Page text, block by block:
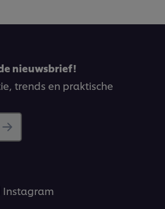
nieuwsbrief!
trends en praktische
Instagram